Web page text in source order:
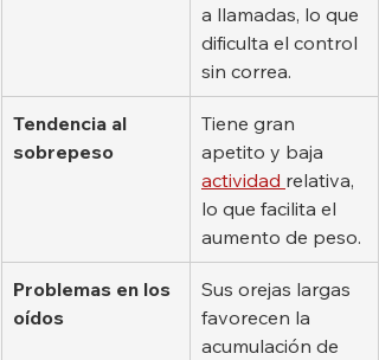
a llamadas, lo que
dificulta el control
sin correa.
Tendencia al
sobrepeso
Tiene gran
apetito y baja
actividad relativa,
lo que facilita el
aumento de peso.
Problemas en los
oídos
Sus orejas largas
favorecen la
acumulación de